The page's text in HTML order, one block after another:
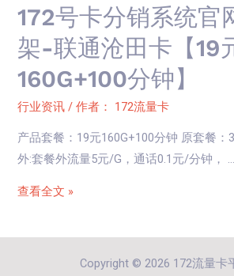
上
架-
联
通
田
卡
【29
160G+100
172号卡分销系统官
架-联通沧田卡【19
160G+100分钟】
行业资讯 / 作者： 172流量卡
产品套餐：19元160G+100分钟 原套餐：
外:套餐外流量5元/G，通话0.1元/分钟， …
172
卡
分
系
统
官
查看全文 »
Copyright © 2026 172流量卡